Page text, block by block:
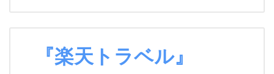
『楽天トラベル』